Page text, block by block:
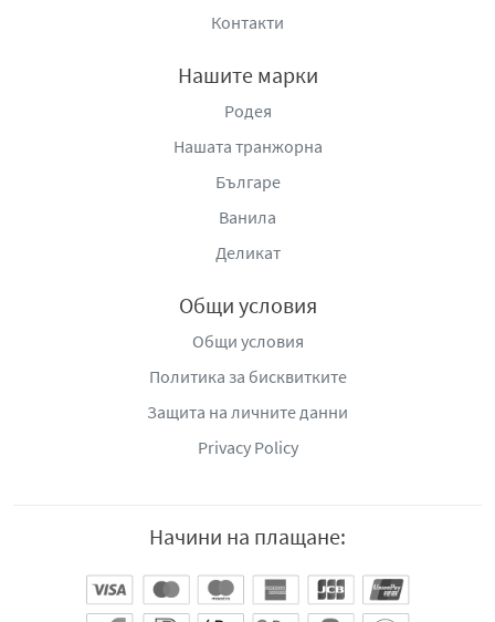
Контакти
Нашите марки
Родея
Нашата транжорна
Българе
Ванила
Деликат
Общи условия
Общи условия
Политика за бисквитките
Защита на личните данни
Privacy Policy
Начини на плащане: